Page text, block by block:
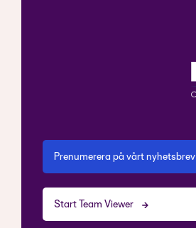
Prenumerera på vårt nyhetsbrev
Start Team Viewer